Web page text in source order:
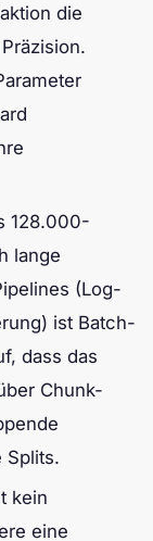
die
128.000-
lange
(Log-
ist Batch-
dass das
Chunk-
Splits.
kein
eine